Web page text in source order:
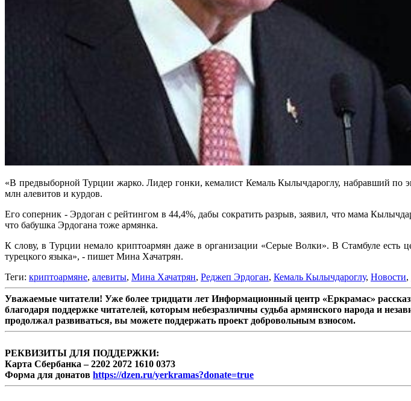
«В предвыборной Турции жарко. Лидер гонки, кемалист Кемаль Кылычдароглу, набравший по
млн алевитов и курдов.
Его соперник - Эрдоган с рейтингом в 44,4%, дабы сократить разрыв, заявил, что мама
что бабушка Эрдогана тоже армянка.
К слову, в Турции немало криптоармян даже в организации «Серые Волки». В Стамбуле есть
турецкого языка», - пишет Мина Хачатрян.
Теги: криптоармяне, алевиты, Мина Хачатрян, Реджеп Эрдоган, Кемаль Кылычдароглу, Новости,
Уважаемые читатели! Уже более тридцати лет Информационный центр «Еркрамас»
благодаря поддержке читателей, которым небезразличны судьба армянского народа и
продолжал развиваться, вы можете поддержать проект добровольным взносом.
РЕКВИЗИТЫ ДЛЯ ПОДДЕРЖКИ:
Карта Сбербанка – 2202 2072 1610 0373
Форма для донатов https://dzen.ru/yerkramas?donate=true